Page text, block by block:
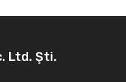
Ltd. Şti.